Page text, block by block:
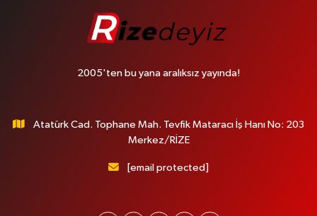
2005'ten bu yana aralıksız yayında!
Atatürk Cad. Tophane Mah. Tevfik Mataracı İş Hanı No: 203
Merkez/RİZE
[email protected]